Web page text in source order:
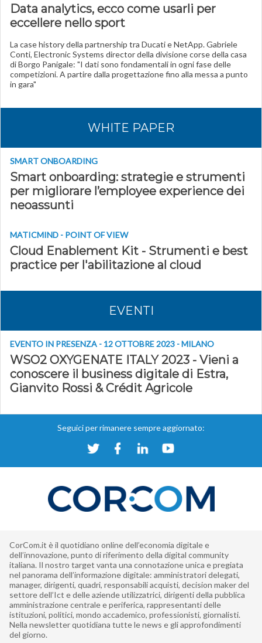
Data analytics, ecco come usarli per
eccellere nello sport
La case history della partnership tra Ducati e NetApp. Gabriele
Conti, Electronic Systems director della divisione corse della casa
di Borgo Panigale: "I dati sono fondamentali in ogni fase delle
competizioni. A partire dalla progettazione fino alla messa a punto
in gara"
WHITE PAPER
SMART ONBOARDING
Smart onboarding: strategie e strumenti
per migliorare l’employee experience dei
neoassunti
MATICMIND - POINT OF VIEW
Cloud Enablement Kit - Strumenti e best
practice per l'abilitazione al cloud
EVENTI
EVENTO IN PRESENZA - 12 OTTOBRE 2023 - MILANO
WSO2 OXYGENATE ITALY 2023 - Vieni a
conoscere il business digitale di Estra,
Gianvito Rossi & Crédit Agricole
Seguici per rimanere sempre aggiornato:
CorCom.it è il quotidiano online dell’economia digitale e
dell’innovazione, punto di riferimento della digital community
italiana. Il nostro target vanta una connotazione unica e pregiata
nel panorama dell’informazione digitale: amministratori delegati,
manager, dirigenti, quadri, responsabili acquisti, decision maker del
settore dell’Ict e delle aziende utilizzatrici, dirigenti della pubblica
amministrazione centrale e periferica, rappresentanti delle
istituzioni, politici, mondo accademico, professionisti, giornalisti.
Nella newsletter quotidiana tutte le news e gli approfondimenti
del giorno.